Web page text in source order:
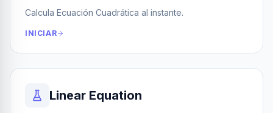
Calcula Ecuación Cuadrática al instante.
INICIAR
Linear Equation